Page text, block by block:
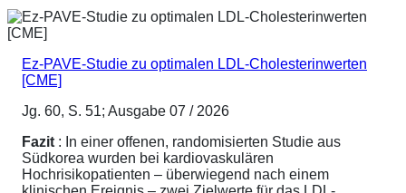
Ez-PAVE-Studie zu optimalen LDL-Cholesterinwerten
[CME]
Jg. 60, S. 51; Ausgabe 07 / 2026
Fazit : In einer offenen, randomisierten Studie aus
Südkorea wurden bei kardiovaskulären
Hochrisikopatienten – überwiegend nach einem